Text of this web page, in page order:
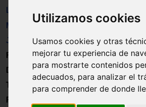
Utilizamos cookies
Usamos cookies y otras
mejorar tu experiencia de
para mostrarte contenidos
adecuados, para analizar el
para comprender de donde
Libros
Material
Juguetes
Formación
Directorio
Trabajo
Registro